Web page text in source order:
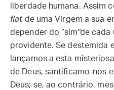
liberdade humana. Assim
fiatde uma Virgem a sua
depender do “sim"de cada
providente. Se destemida
lançamos a esta
de Deus, santificamo-nos
Deus; se, ao contrário,